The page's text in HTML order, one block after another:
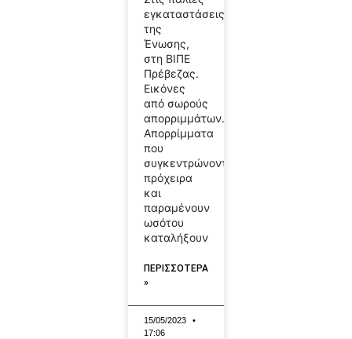
εγκαταστάσεις
της
Ένωσης,
στη ΒΙΠΕ
Πρέβεζας.
Εικόνες
από σωρούς
απορριμμάτων..
Απορρίμματα
που
συγκεντρώνονται
πρόχειρα
και
παραμένουν
ωσότου
καταλήξουν
ΠΕΡΙΣΣΟΤΕΡΑ
»
15/05/2023
17:06